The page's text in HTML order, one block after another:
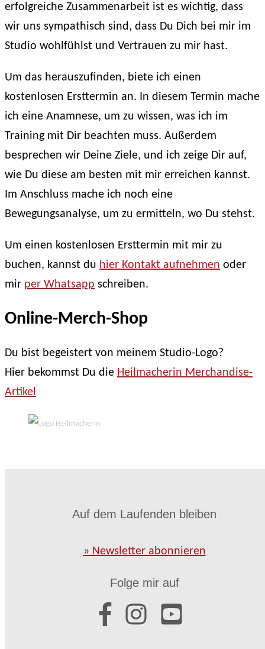
erfolgreiche Zusammenarbeit ist es wichtig, dass
wir uns sympathisch sind, dass Du Dich bei mir im
Studio wohlfühlst und Vertrauen zu mir hast.
Um das herauszufinden, biete ich einen
kostenlosen Ersttermin an. In diesem Termin mache
ich eine Anamnese, um zu wissen, was ich im
Training mit Dir beachten muss. Außerdem
besprechen wir Deine Ziele, und ich zeige Dir auf,
wie Du diese am besten mit mir erreichen kannst.
Im Anschluss mache ich noch eine
Bewegungsanalyse, um zu ermitteln, wo Du stehst.
Um einen kostenlosen Ersttermin mit mir zu
buchen, kannst du hier Kontakt aufnehmen oder
mir per Whatsapp schreiben.
Online-Merch-Shop
Du bist begeistert von meinem Studio-Logo?
Hier bekommst Du die Heilmacherin Merchandise-
Artikel
Auf dem Laufenden bleiben
» Newsletter abonnieren
Folge mir auf